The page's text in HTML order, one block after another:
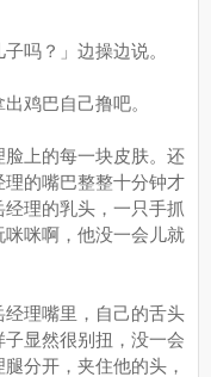
吗？」边操边说。
鸡巴自己撸吧。
上的每一块皮肤。还
的嘴巴整整十分钟才
理的乳头，一只手抓
咪啊，他没一会儿就
理嘴里，自己的舌头
显然很别扭，没一会
分开，夹住他的头，